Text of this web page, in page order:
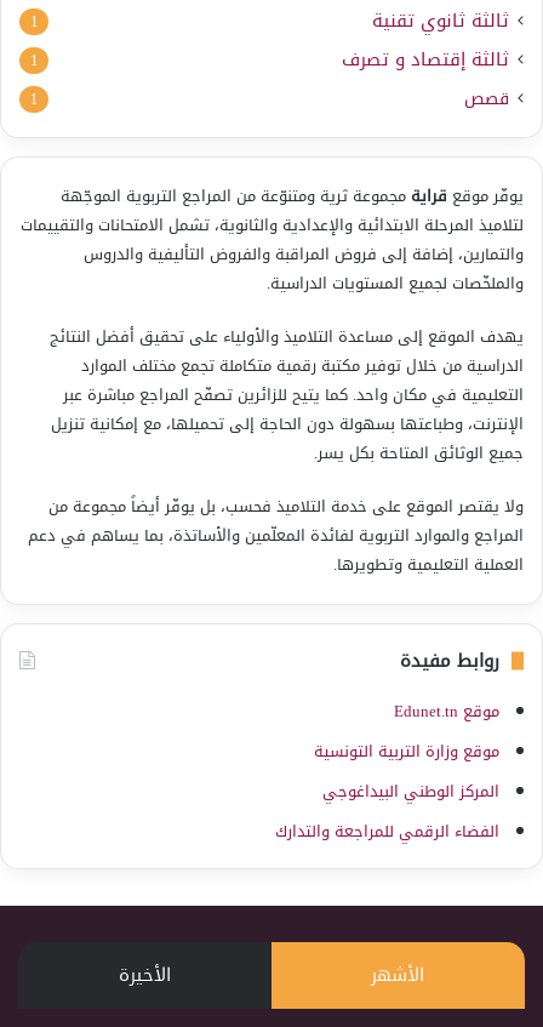
ثالثة ثانوي تقنية 1
ثالثة إقتصاد و تصرف 1
قصص 1
يوفّر موقع قرايةمجموعة ثرية ومتنوّعة من المراجع التربوية الموجّهة
لتلاميذ المرحلة الابتدائية والإعدادية والثانوية، تشمل الامتحانات والتقييمات
والتمارين، إضافة إلى فروض المراقبة والفروض التأليفية والدروس
والملخّصات لجميع المستويات الدراسية.
يهدف الموقع إلى مساعدة التلاميذ والأولياء على تحقيق أفضل النتائج
الدراسية من خلال توفير مكتبة رقمية متكاملة تجمع مختلف الموارد
التعليمية في مكان واحد. كما يتيح للزائرين تصفّح المراجع مباشرة عبر
الإنترنت، وطباعتها بسهولة دون الحاجة إلى تحميلها، مع إمكانية تنزيل
جميع الوثائق المتاحة بكل يسر.
ولا يقتصر الموقع على خدمة التلاميذ فحسب، بل يوفّر أيضاً مجموعة من
المراجع والموارد التربوية لفائدة المعلّمين والأساتذة، بما يساهم في دعم
العملية التعليمية وتطويرها.
روابط مفيدة
موقع Edunet.tn
موقع وزارة التربية التونسية
المركز الوطني البيداغوجي
الفضاء الرقمي للمراجعة والتدارك
الأشهر الأخيرة